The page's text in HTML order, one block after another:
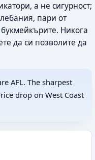
а не сигурност;
пари от
Никога
да си позволите да
AFL. The sharpest
drop on West Coast